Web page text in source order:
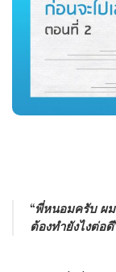
“พี่หนอมครับ ผม
ต้องทำยังไงต่อดี